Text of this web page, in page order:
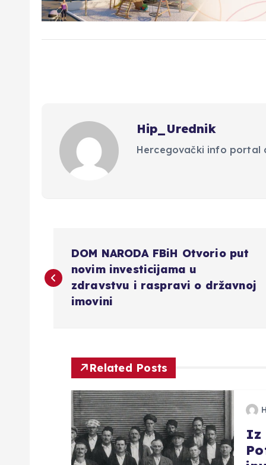
Hip_Urednik
Hercegovački info portal
a
DOM NARODA FBiH Otvorio put
novim investicijama u
zdravstvu i raspravi o državnoj
imovini
Related Posts
Iz